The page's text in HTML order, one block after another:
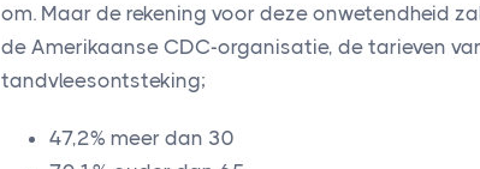
om. Maar de rekening voor deze onwetendheid
de Amerikaanse CDC-organisatie, de tarieven
tandvleesontsteking;
47,2% meer dan 30